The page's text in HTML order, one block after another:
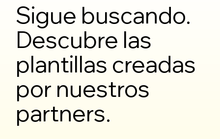
Sigue buscando.
Descubre las
plantillas creadas
por nuestros
partners.